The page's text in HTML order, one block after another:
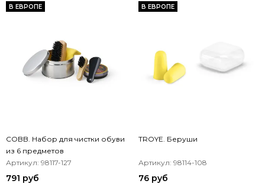
В ЕВРОПЕ
COBB. Набор для чистки обуви
из 6 предметов
Артикул: 98117-127
791 руб
В ЕВРОПЕ
TROYE. Беруши
Артикул: 98114-108
76 руб